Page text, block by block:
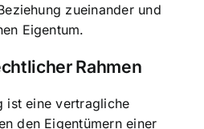
zueinander und
Eigentum.
Rahmen
ist eine vertragliche
den Eigentümern einer